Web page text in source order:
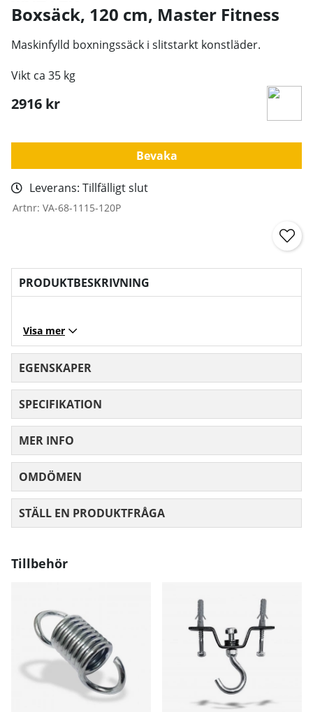
Boxsäck, 120 cm, Master Fitness
Maskinfylld boxningssäck i slitstarkt konstläder.
Vikt ca 35 kg
2916 kr
Bevaka
Leverans: Tillfälligt slut
Artnr: VA-68-1115-120P
PRODUKTBESKRIVNING
Visa mer
EGENSKAPER
SPECIFIKATION
MER INFO
OMDÖMEN
STÄLL EN PRODUKTFRÅGA
Tillbehör